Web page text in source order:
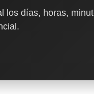
los días, horas,